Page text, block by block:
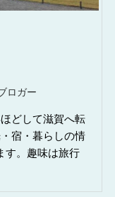
ロガー
どして滋賀へ転
宿・暮らしの情
す。趣味は旅行